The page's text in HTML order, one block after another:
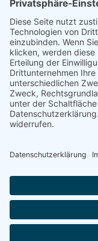
Stiftung
Landstrasse 92
9494 Schaan
T +423 232 95 80
Links
Impressum